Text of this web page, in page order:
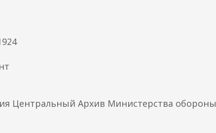
ы
Центральный Архив Министерства обороны